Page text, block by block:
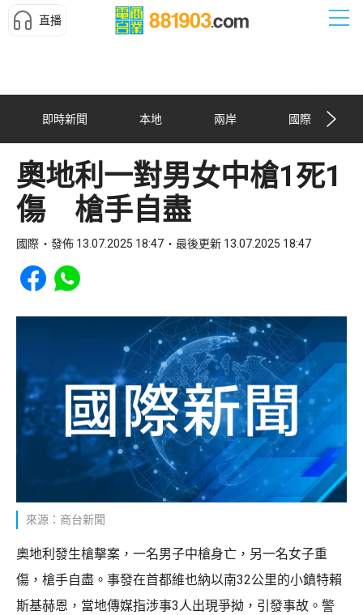
直播
即時新聞 本地 兩岸 國際
奧地利一對男女中槍1死1
傷 槍手自盡
國際 發佈 13.07.2025 18:47 最後更新 13.07.2025 18:47
Share to Facebook
Share to WhatsApp
來源：商台新聞
奧地利發生槍擊案，一名男子中槍身亡，另一名女子重
傷，槍手自盡。事發在首都維也納以南32公里的小鎮特賴
斯基赫恩，當地傳媒指涉事3人出現爭拗，引發事故。警